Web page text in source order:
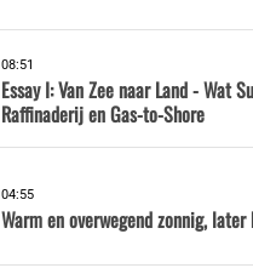
08:51
Essay I: Van Zee naar Land - Wat
Raffinaderij en Gas-to-Shore
04:55
Warm en overwegend zonnig,